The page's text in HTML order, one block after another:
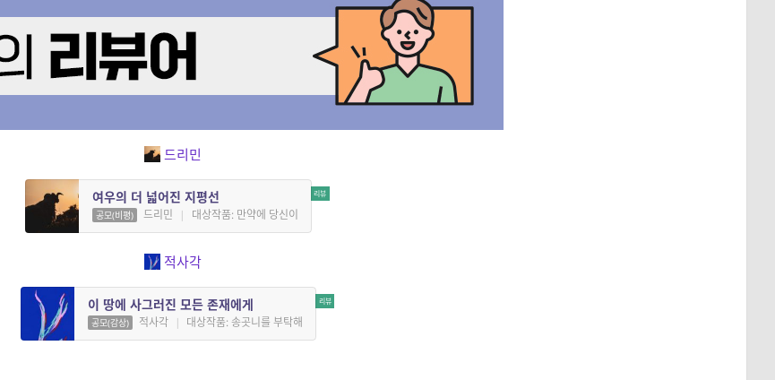
드리민
여우의 더 넓어진 지평선
공모(비평) 드리민 | 대상작품: 만약에 당신이
적사각
이 땅에 사그러진 모든 존재에게
공모(감상) 적사각 | 대상작품: 송곳니를 부탁해